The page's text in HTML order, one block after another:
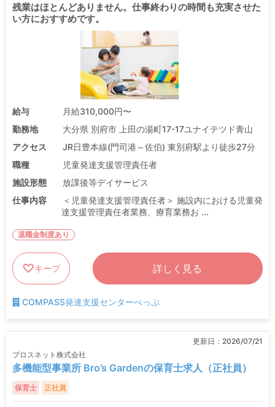
残業はほとんどありません。仕事終わりの時間も充実させた
い方におすすめです。
給与
月給310,000円〜
勤務地
大分県 別府市 上田の湯町17-17ユナイテツド青山
アクセス
JR日豊本線(門司港～佐伯) 東別府駅より徒歩27分
職種
児童発達支援管理責任者
施設形態
放課後等デイサービス
仕事内容
＜児童発達支援管理責任者＞ 施設内における児童発
達支援管理責任者業務、療育業務お ...
退職金制度あり
キープ 詳しく見る
COMPASS発達支援センターべっぷ
更新日： 2026/07/21
ブロスネット株式会社
多機能型事業所 Bro’s Gardenの保育士求人（正社員）
保育士 正社員